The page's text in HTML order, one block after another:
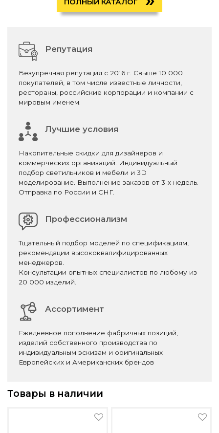
Репутация
Безупречная репутация с 2016 г. Свыше 10 000
покупателей, в том числе известные личности,
рестораны, российские корпорации и компании с
мировым именем.
Лучшие условия
Накопительные скидки для дизайнеров и
коммерческих организаций. Индивидуальный
подбор светильников и мебели и 3D
моделирование. Выполнение заказов от 3-х недель.
Отправка по России и СНГ.
Профессионализм
Тщательный подбор моделей по спецификациям,
рекомендации высококвалифицированных
менеджеров.
Консультации опытных специалистов по любому из
20 000 изделий.
Ассортимент
Ежедневное пополнение фабричных позиций,
изделий собственного производства по
индивидуальным эскизам и оригинальных
Европейских и Американских брендов
Товары в наличии